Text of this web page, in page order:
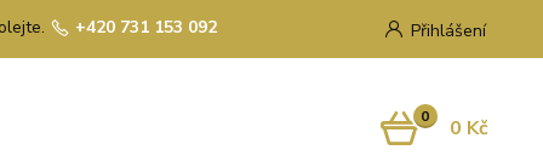
Přihlášení
+420 731 153 092
0 0 Kč